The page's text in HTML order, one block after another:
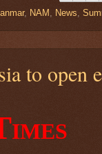
, NAM News
to open
IMES